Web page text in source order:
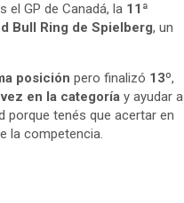
el GP de Canadá, la 11ª
Bull Ring de Spielberg, un
posición pero finalizó 13º,
en la categoría y ayudar a
porque tenés que acertar en
la competencia.